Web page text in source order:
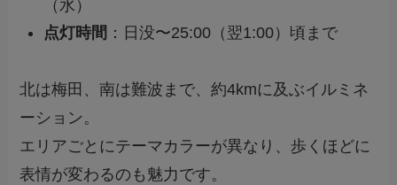
（水）
点灯時間 ：日没〜25:00（翌1:00）頃まで
北は梅田、南は難波まで、約4kmに及ぶイルミネ
ーション。
エリアごとにテーマカラーが異なり、歩くほどに
表情が変わるのも魅力です。